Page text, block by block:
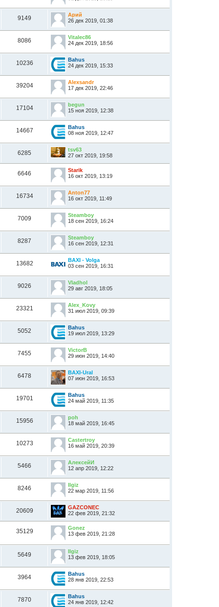
9149
Арий
26 дек 2019, 01:38
8086
Vitalec86
24 дек 2019, 18:56
10236
Bahus
24 дек 2019, 15:33
39204
Alexsandr
17 дек 2019, 22:46
17104
begun
15 ноя 2019, 12:38
14667
Bahus
08 ноя 2019, 12:47
6285
tsv63
27 окт 2019, 19:58
6646
Starik
16 окт 2019, 13:19
16734
Anton77
16 окт 2019, 11:49
7009
Steamboy
18 сен 2019, 16:24
8287
Steamboy
16 сен 2019, 12:31
13682
BAXI - Volga
03 сен 2019, 16:31
9026
Vladhol
29 авг 2019, 18:05
23321
Alex_Kovy
31 июл 2019, 09:39
5052
Bahus
19 июл 2019, 13:29
7455
VictorB
29 июн 2019, 14:40
6478
BAXI-Ural
07 июн 2019, 16:53
19701
Bahus
24 май 2019, 11:35
15956
poh
18 май 2019, 16:45
10273
Castertroy
16 май 2019, 20:39
5466
АлексейИ
12 апр 2019, 12:22
8246
Ilgiz
22 мар 2019, 11:56
20609
GAZCONEC
22 фев 2019, 21:32
35129
Gonez
13 фев 2019, 21:28
5649
Ilgiz
13 фев 2019, 18:05
3964
Bahus
28 янв 2019, 22:53
7870
Bahus
24 янв 2019, 12:42